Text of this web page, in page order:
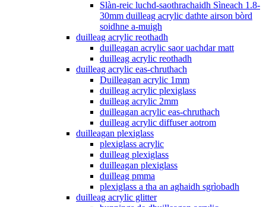
Slàn-reic luchd-saothrachaidh Sìneach 1.8-
30mm duilleag acrylic dathte airson bòrd
soidhne a-muigh
duilleag acrylic reothadh
duilleagan acrylic saor uachdar matt
duilleag acrylic reothadh
duilleag acrylic eas-chruthach
Duilleagan acrylic 1mm
duilleag acrylic plexiglass
duilleag acrylic 2mm
duilleagan acrylic eas-chruthach
duilleag acrylic diffuser aotrom
duilleagan plexiglass
plexiglass acrylic
duilleag plexiglass
duilleagan plexiglass
duilleag pmma
plexiglass a tha an aghaidh sgrìobadh
duilleag acrylic glitter